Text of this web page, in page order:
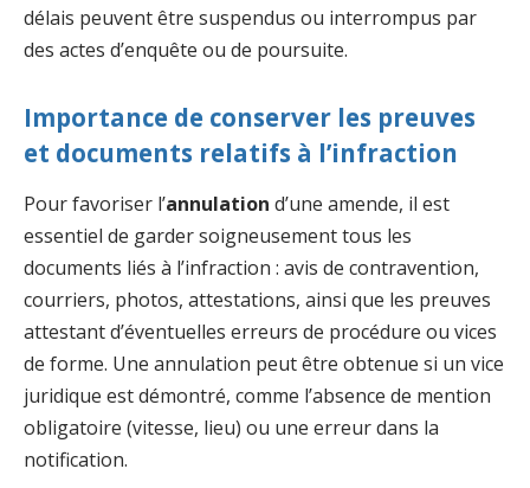
délais peuvent être suspendus ou interrompus par
des actes d’enquête ou de poursuite.
Importance de conserver les preuves
et documents relatifs à l’infraction
Pour favoriser l’annulation d’une amende, il est
essentiel de garder soigneusement tous les
documents liés à l’infraction : avis de contravention,
courriers, photos, attestations, ainsi que les preuves
attestant d’éventuelles erreurs de procédure ou vices
de forme. Une annulation peut être obtenue si un vice
juridique est démontré, comme l’absence de mention
obligatoire (vitesse, lieu) ou une erreur dans la
notification.